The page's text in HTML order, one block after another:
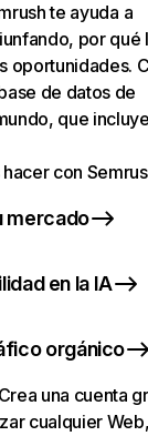
te ayuda a
por qué
oportunidades.
de datos de
que
con
mercado
en la IA
orgánico
una cuenta
cualquier